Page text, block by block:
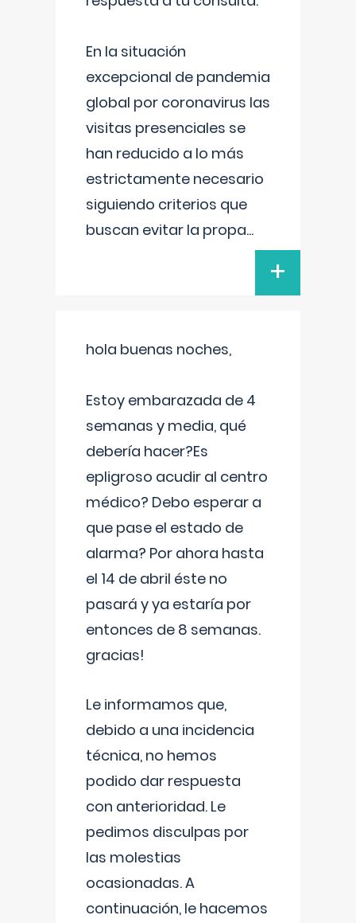
En la situación
excepcional de pandemia
global por coronavirus las
visitas presenciales se
han reducido a lo más
estrictamente necesario
siguiendo criterios que
buscan evitar la propa...
+
hola buenas noches,
Estoy embarazada de 4
semanas y media, qué
debería hacer?Es
epligroso acudir al centro
médico? Debo esperar a
que pase el estado de
alarma? Por ahora hasta
el 14 de abril éste no
pasará y ya estaría por
entonces de 8 semanas.
gracias!
Le informamos que,
debido a una incidencia
técnica, no hemos
podido dar respuesta
con anterioridad. Le
pedimos disculpas por
las molestias
ocasionadas. A
continuación, le hacemos